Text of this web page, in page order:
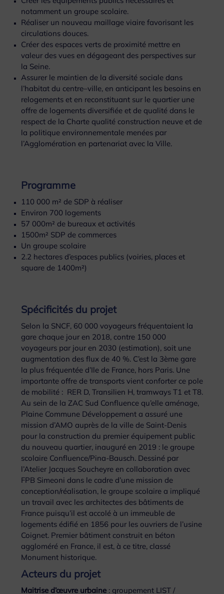
notamment un groupe scolaire.
Réaliser un nouveau maillage viaire favorisant les
circulations douces.
Créer des espaces verts de proximité mettre en
valeur des vues en dégageant des perspectives sur
la Seine.
Assurer le maintien de la diversité sociale dans
l’habitat du centre–ville, en anticipant les besoins en
relogements et en reconstituant sur le quartier une
offre de logements diversifiée et de qualité dans le
respect de la Charte qualité construction neuve et de
la politique environnementale menées par
l’Agglomération en partenariat avec la Ville.
Programme
110 000 m² de SDP à réaliser
Environ 700 logements
57 000m² de bureaux et activités
1500m² SDP de commerces
Un groupe scolaire
2.2 hectares d’espaces publics (voiries, places et
square de 1400m²)
Spécificités du projet
Selon la SNCF, 60 000 voyageurs fréquentaient la
gare chaque jour en 2018, contre 150 000
voyageurs par jour en 2030 (estimation), soit une
augmentation des flux de 40 %. C’est la 3ème gare
la plus fréquentée d’Ile de France, hors Paris. Une
importante offre de transports vient conforter ce pole
de mobilité : RER D, Transilien H, tramways T1 et T8.
Au sein de la ZAC Sud Confluence qu’elle aménage,
Plaine Commune Développement a assuré une
mission d’AMO auprès de la ville de Saint-Denis
pour la construction du premier équipement public
du nouveau quartier, inauguré en 2019 : le groupe
scolaire Confluence/Pina-Bausch. Dessiné par
l’Atelier Jacques Soucheyre en collaboration avec
FPB Simeoni dans le cadre d’une mission de
conception/réalisation, le groupe scolaire a impliqué
un travail avec les architectes des bâtiments de
France puisqu’il est accolé à un immeuble de
logements édifié en 1856 pour les ouvriers de l’usine
Coignet. Premier bâtiment construit en béton
aggloméré en France, il est, à ce titre, classé
Monument historique.
Acteurs du projet
Maitrise d’œuvre urbaine: groupement LIST /